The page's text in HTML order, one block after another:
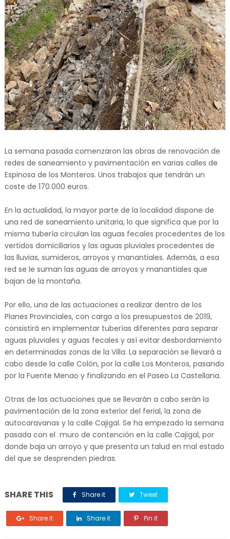
La semana pasada comenzaron las obras de renovación de
redes de saneamiento y pavimentación en varias calles de
Espinosa de los Monteros. Unos trabajos que tendrán un
coste de 170.000 euros.
En la actualidad, la mayor parte de la localidad dispone de
una red de saneamiento unitaria, lo que significa que por la
misma tubería circulan las aguas fecales procedentes de los
vertidos domiciliarios y las aguas pluviales procedentes de
las lluvias, sumideros, arroyos y manantiales. Además, a esa
red se le suman las aguas de arroyos y manantiales que
bajan de la montaña.
Por ello, una de las actuaciones a realizar dentro de los
Planes Provinciales, con cargo a los presupuestos de 2019,
consistirá en implementar tuberías diferentes para separar
aguas pluviales y aguas fecales y así evitar desbordamiento
en determinadas zonas de la Villa. La separación se llevará a
cabo desde la calle Colón, por la calle Los Monteros, pasando
por la Fuente Menao y finalizando en el Paseo La Castellana.
Otras de las actuaciones que se llevarán a cabo serán la
pavimentación de la zona exterior del ferial, la zona de
autocaravanas y la calle Cajigal. Se ha empezado la semana
pasada con el muro de contención en la calle Cajigal, por
donde baja un arroyo y que presenta un talud en mal estado
del que se desprenden piedras.
SHARE THIS Share it Tweet
Share it Share it Pin it